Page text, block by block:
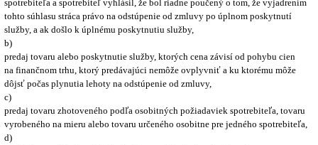
spotrebiteľa a spotrebiteľ vyhlásil, že bol riadne poučený o tom, že vyjadrením
tohto súhlasu stráca právo na odstúpenie od zmluvy po úplnom poskytnutí
služby, a ak došlo k úplnému poskytnutiu služby,
b)
predaj tovaru alebo poskytnutie služby, ktorých cena závisí od pohybu cien
na finančnom trhu, ktorý predávajúci nemôže ovplyvniť a ku ktorému môže
dôjsť počas plynutia lehoty na odstúpenie od zmluvy,
c)
predaj tovaru zhotoveného podľa osobitných požiadaviek spotrebiteľa, tovaru
vyrobeného na mieru alebo tovaru určeného osobitne pre jedného spotrebiteľa,
d)